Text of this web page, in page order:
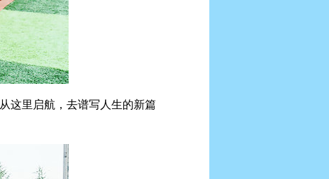
这里启航，去谱写人生的新篇